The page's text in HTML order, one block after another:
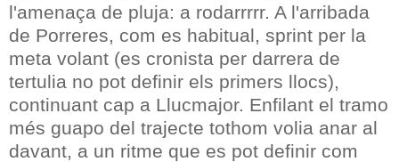
l'amenaça de pluja: a rodarrrrr. A l'arribada
de Porreres, com es habitual, sprint per la
meta volant (es cronista per darrera de
tertulia no pot definir els primers llocs),
continuant cap a Llucmajor. Enfilant el tramo
més guapo del trajecte tothom volia anar al
davant, a un ritme que es pot definir com